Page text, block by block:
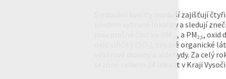
Sledování kvality ovzduší zajišťují
předem vybrané lokality a sledují
, a PM2,5, oxid
), těkavé organické
výběrově dioxiny a aldehydy. Za
sezóně celkem 24 lokalit v Kraji